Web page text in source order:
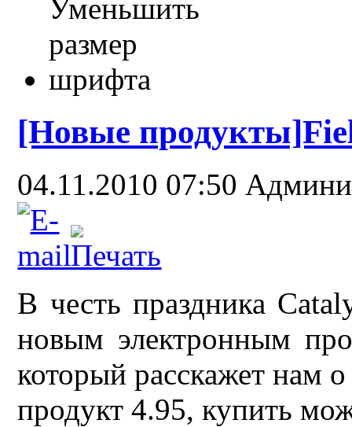
[Новые
04.11.2010 07:50
В честь праздника
новым электронным
который расскажет нам
продукт 4.95, купить